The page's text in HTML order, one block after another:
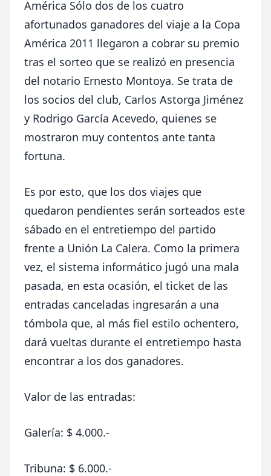
América Sólo dos de los cuatro
afortunados ganadores del viaje a la Copa
América 2011 llegaron a cobrar su premio
tras el sorteo que se realizó en presencia
del notario Ernesto Montoya. Se trata de
los socios del club, Carlos Astorga Jiménez
y Rodrigo García Acevedo, quienes se
mostraron muy contentos ante tanta
fortuna.
Es por esto, que los dos viajes que
quedaron pendientes serán sorteados este
sábado en el entretiempo del partido
frente a Unión La Calera. Como la primera
vez, el sistema informático jugó una mala
pasada, en esta ocasión, el ticket de las
entradas canceladas ingresarán a una
tómbola que, al más fiel estilo ochentero,
dará vueltas durante el entretiempo hasta
encontrar a los dos ganadores.
Valor de las entradas:
Galería: $ 4.000.-
Tribuna: $ 6.000.-